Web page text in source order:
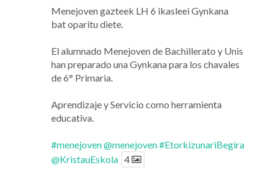
Menejoven gazteek LH 6 ikasleei Gynkana
bat oparitu diete.
El alumnado Menejoven de Bachillerato y Unis
han preparado una Gynkana para los chavales
de 6° Primaria.
Aprendizaje y Servicio como herramienta
educativa.
#menejoven@menejoven#EtorkizunariBegira
@KristauEskola 4